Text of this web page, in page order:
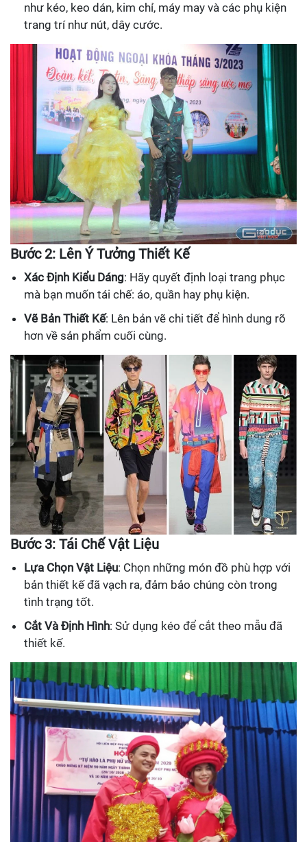
như kéo, keo dán, kim chỉ, máy may và các phụ kiện
trang trí như nút, dây cước.
Bước 2: Lên Ý Tưởng Thiết Kế
Xác Định Kiểu Dáng: Hãy quyết định loại trang phục
mà bạn muốn tái chế: áo, quần hay phụ kiện.
Vẽ Bản Thiết Kế: Lên bản vẽ chi tiết để hình dung rõ
hơn về sản phẩm cuối cùng.
Bước 3: Tái Chế Vật Liệu
Lựa Chọn Vật Liệu: Chọn những món đồ phù hợp với
bản thiết kế đã vạch ra, đảm bảo chúng còn trong
tình trạng tốt.
Cắt Và Định Hình: Sử dụng kéo để cắt theo mẫu đã
thiết kế.